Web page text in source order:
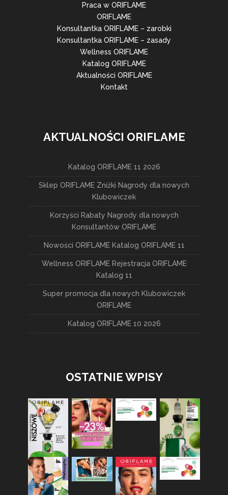
Praca w ORIFLAME
ORIFLAME
Konsultantka ORIFLAME – zarobki
Konsultantka ORIFLAME – zasady
Wellness ORIFLAME
Katalog ORIFLAME
Aktualności ORIFLAME
Kontakt
AKTUALNOŚCI ORIFLAME
Katalog ORIFLAME 11 2026
Sklep ORIFLAME Zniżki Nagrody dla nowych
Klubowiczek
Korzyści Rabaty Nagrody dla nowych
Konsultantów ORIFLAME
Nowości ORIFLAME Katalog ORIFLAME 11
Wellness ORIFLAME Rejestracja ORIFLAME
Katalog 11
Super promocja dla nowych Klubowiczek
ORIFLAME
Katalog ORIFLAME 10 2026
OSTATNIE WPISY